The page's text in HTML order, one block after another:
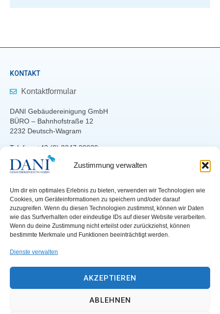
Zustimmung verwalten
Um dir ein optimales Erlebnis zu bieten, verwenden wir Technologien wie
Cookies, um Geräteinformationen zu speichern und/oder darauf
zuzugreifen. Wenn du diesen Technologien zustimmst, können wir Daten
wie das Surfverhalten oder eindeutige IDs auf dieser Website verarbeiten.
Wenn du deine Zustimmung nicht erteilst oder zurückziehst, können
bestimmte Merkmale und Funktionen beeinträchtigt werden.
Dienste verwalten
AKZEPTIEREN
ABLEHNEN
KONTAKT
Kontaktformular
DANI Gebäudereinigung GmbH
BÜRO – Bahnhofstraße 12
2232 Deutsch-Wagram
Telefon: +43 (0) 2247 20929
Telefax: +43 (0) 2247 20923
E-Mail: office[at]dani.co.at
LEISTUNGEN
Unterhaltsreinigung
Fensterreinigung
Grundreinigung
Grünflächen
Hausbetreuung
Bügelservice
RECHTLICHES
Datenschutz
Haftung
Impressum WKO
Stellenangebote
Partner